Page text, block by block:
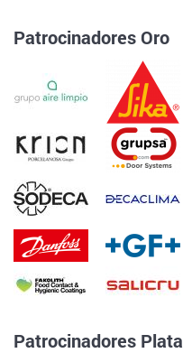
Patrocinadores Oro
Patrocinadores Plata